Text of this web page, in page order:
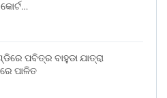
ପବିତ୍ର ବାହୁଡା ଯାତ୍ରା
ପାଳିତ